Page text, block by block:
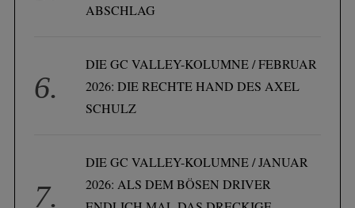
ABSCHLAG
DIE GC VALLEY-KOLUMNE / FEBRUAR
2026: DIE RECHTE HAND DES AXEL
SCHULZ
DIE GC VALLEY-KOLUMNE / JANUAR
2026: ALS DEM BÖSEN DRIVER